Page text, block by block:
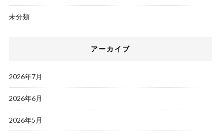
未分類
アーカイブ
2026年7月
2026年6月
2026年5月